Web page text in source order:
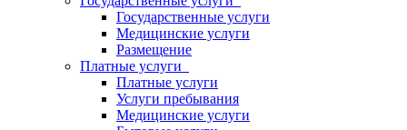
Государственные услуги
Медицинские услуги
Размещение
Платные услуги
Платные услуги
Услуги пребывания
Медицинские услуги